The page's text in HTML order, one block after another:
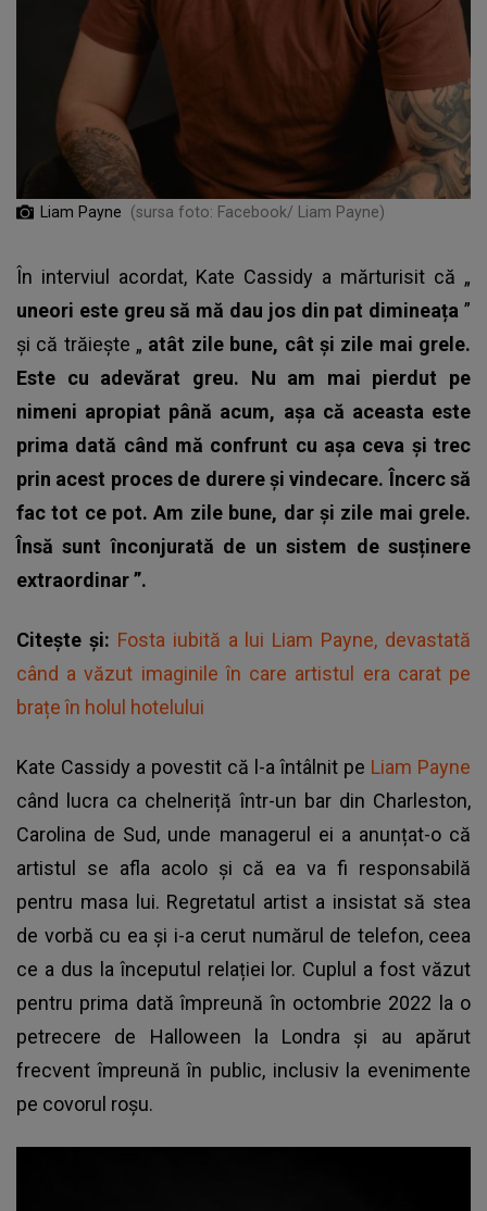
Liam Payne (sursa foto: Facebook/ Liam Payne)
În interviul acordat, Kate Cassidy a mărturisit că „
uneori este greu să mă dau jos din pat dimineața ”
și că trăiește „ atât zile bune, cât și zile mai grele.
Este cu adevărat greu. Nu am mai pierdut pe
nimeni apropiat până acum, așa că aceasta este
prima dată când mă confrunt cu așa ceva și trec
prin acest proces de durere și vindecare. Încerc să
fac tot ce pot. Am zile bune, dar și zile mai grele.
Însă sunt înconjurată de un sistem de susținere
extraordinar ”.
Citește și: Fosta iubită a lui Liam Payne, devastată
când a văzut imaginile în care artistul era carat pe
brațe în holul hotelului
Kate Cassidy a povestit că l-a întâlnit pe Liam Payne
când lucra ca chelneriță într-un bar din Charleston,
Carolina de Sud, unde managerul ei a anunțat-o că
artistul se afla acolo și că ea va fi responsabilă
pentru masa lui. Regretatul artist a insistat să stea
de vorbă cu ea și i-a cerut numărul de telefon, ceea
ce a dus la începutul relației lor. Cuplul a fost văzut
pentru prima dată împreună în octombrie 2022 la o
petrecere de Halloween la Londra și au apărut
frecvent împreună în public, inclusiv la evenimente
pe covorul roșu.